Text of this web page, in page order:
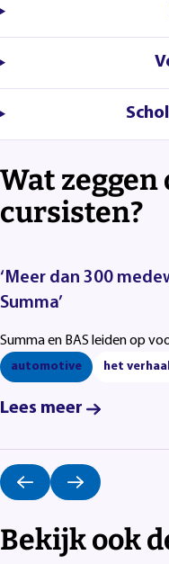
Wat
cursisten?
‘Meer dan 300
Summa’
Summa en BAS leiden op
automotive het
Lees meer
Bekijk ook